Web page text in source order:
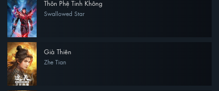
Thôn Phệ Tinh Không
Swallowed Star
Già Thiên
Zhe Tian